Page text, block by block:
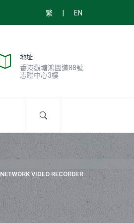
繁 | EN
地址
香港觀塘鴻圖道88號
志聯中心3樓
NETWORK VIDEO RECORDER